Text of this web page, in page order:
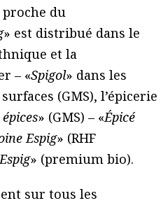
proche du
» est distribué dans le
et la
– «Spigol» dans les
(GMS), l’épicerie
» (GMS) – «Épicé
Espig» (RHF
» (premium bio).
sur tous les